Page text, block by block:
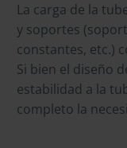
La carga de la
y soportes
constantes, etc.)
Si bien el diseño
estabilidad a la
completo la